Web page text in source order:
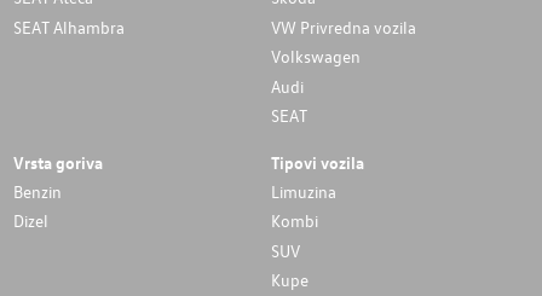
SEAT Alhambra
VW Privredna vozila
Volkswagen
Audi
SEAT
Vrsta goriva
Benzin
Dizel
Tipovi vozila
Limuzina
Kombi
SUV
Kupe